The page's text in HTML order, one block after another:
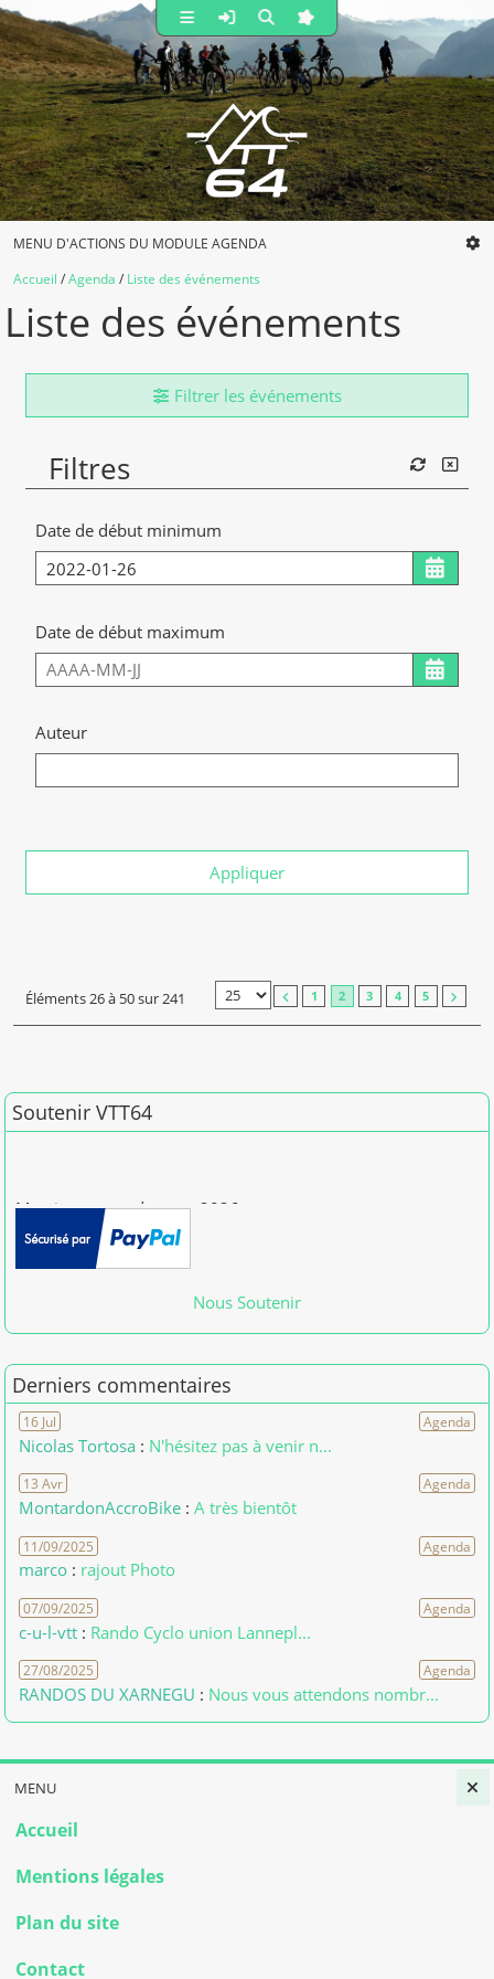
MENU D'ACTIONS DU MODULE AGENDA
Accueil Agenda Liste des événements
Liste des événements
Filtrer les événements
Filtres
Date de début minimum
Date de début maximum
Auteur
Appliquer
Éléments 26 à 50 sur 241 1 2 3 4 5
Soutenir VTT64
Merci pour vos dons en 2026
[01/01/2026] patdam
Nous Soutenir
Derniers commentaires
16 Jul Agenda
Nicolas Tortosa : N'hésitez pas à venir n...
13 Avr Agenda
MontardonAccroBike :A très bientôt
11/09/2025 Agenda
marco : rajout Photo
07/09/2025 Agenda
c-u-l-vtt : Rando Cyclo union Lannepl...
27/08/2025 Agenda
RANDOS DU XARNEGU : Nous vous attendons nombr...
MENU
Accueil
Mentions légales
Plan du site
Contact